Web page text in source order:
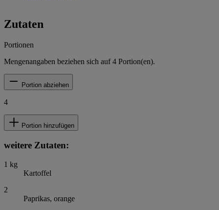
Zutaten
Portionen
Mengenangaben beziehen sich auf4 Portion(en).
Portion abziehen
4
Portion hinzufügen
weitere Zutaten:
1 kg
Kartoffel
2
Paprikas, orange